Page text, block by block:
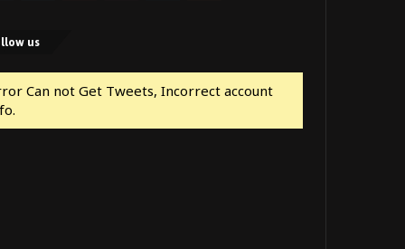
us
Can not Get Tweets, Incorrect account